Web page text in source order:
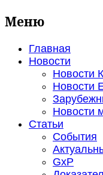
Меню
Главная
Новости
Новости
Новости
Новости
Статьи
События
GxP